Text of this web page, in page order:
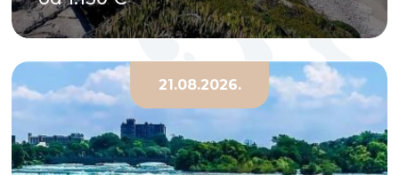
21.08.2026.